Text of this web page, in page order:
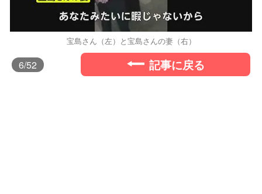
宝島さん（左）と宝島さんの妻（右）
6/52 記事に戻る